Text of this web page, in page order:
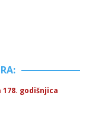
godišnjica